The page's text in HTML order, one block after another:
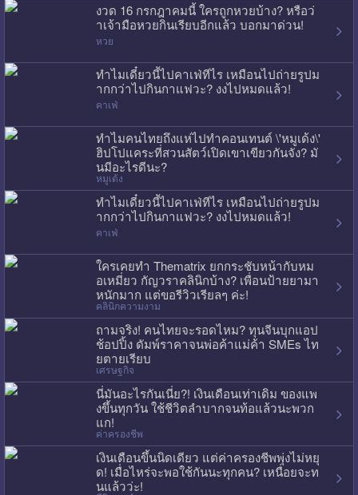
งวด 16 กรกฎาคมนี้ ใครถูกหวยบ้าง? หรือว่
าเจ้ามือหวยกินเรียบอีกแล้ว บอกมาด่วน!
หวย
ทำไมเดี๋ยวนี้ไปคาเฟ่ทีไร เหมือนไปถ่ายรูปม
ากกว่าไปกินกาแฟวะ? งงไปหมดแล้ว!
คาเฟ่
ทำไมคนไทยถึงแห่ไปทำคอนเทนต์ \'หมูเด้ง\'
ฮิปโปแคระที่สวนสัตว์เปิดเขาเขียวกันจัง? มั
นมีอะไรดีนะ?
หมูเด้ง
ทำไมเดี๋ยวนี้ไปคาเฟ่ทีไร เหมือนไปถ่ายรูปม
ากกว่าไปกินกาแฟวะ? งงไปหมดแล้ว!
คาเฟ่
ใครเคยทำ Thematrix ยกกระชับหน้ากับหม
อเหมี่ยว กัญวราคลินิกบ้าง? เพื่อนป้ายยามา
หนักมาก แต่ขอรีวิวเรียลๆ ค่ะ!
คลินิกความงาม
ถามจริง! คนไทยจะรอดไหม? ทุนจีนบุกแอป
ช้อปปิ้ง ดัมพ์ราคาจนพ่อค้าแม่ค้า SMEs ไท
ยตายเรียบ
เศรษฐกิจ
นี่มันอะไรกันเนี่ย?! เงินเดือนเท่าเดิม ของแพ
งขึ้นทุกวัน ใช้ชีวิตลำบากจนท้อแล้วนะพวก
แก!
ค่าครองชีพ
เงินเดือนขึ้นนิดเดียว แต่ค่าครองชีพพุ่งไม่หยุ
ด! เมื่อไหร่จะพอใช้กันนะทุกคน? เหนื่อยจะท
นแล้วว่ะ!